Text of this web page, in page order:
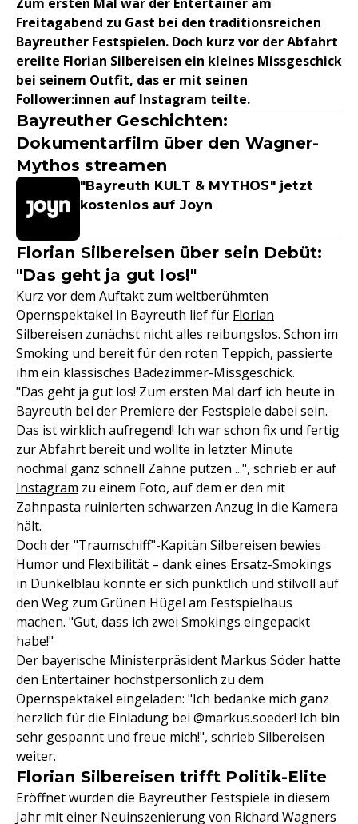
Freitagabend zu Gast bei den traditionsreichen
Bayreuther Festspielen. Doch kurz vor der Abfahrt
ereilte Florian Silbereisen ein kleines Missgeschick
bei seinem Outfit, das er mit seinen
Follower:innen auf Instagram teilte.
Bayreuther Geschichten:
Dokumentarfilm über den Wagner-
Mythos streamen
"Bayreuth KULT & MYTHOS" jetzt
kostenlos auf Joyn
Florian Silbereisen über sein Debüt:
"Das geht ja gut los!"
Kurz vor dem Auftakt zum weltberühmten
Opernspektakel in Bayreuth lief für Florian
Silbereisen zunächst nicht alles reibungslos. Schon im
Smoking und bereit für den roten Teppich, passierte
ihm ein klassisches Badezimmer-Missgeschick.
"Das geht ja gut los! Zum ersten Mal darf ich heute in
Bayreuth bei der Premiere der Festspiele dabei sein.
Das ist wirklich aufregend! Ich war schon fix und fertig
zur Abfahrt bereit und wollte in letzter Minute
nochmal ganz schnell Zähne putzen ...", schrieb er auf
Instagram zu einem Foto, auf dem er den mit
Zahnpasta ruinierten schwarzen Anzug in die Kamera
hält.
Doch der "Traumschiff"-Kapitän Silbereisen bewies
Humor und Flexibilität – dank eines Ersatz-Smokings
in Dunkelblau konnte er sich pünktlich und stilvoll auf
den Weg zum Grünen Hügel am Festspielhaus
machen. "Gut, dass ich zwei Smokings eingepackt
habe!"
Der bayerische Ministerpräsident Markus Söder hatte
den Entertainer höchstpersönlich zu dem
Opernspektakel eingeladen: "Ich bedanke mich ganz
herzlich für die Einladung bei @markus.soeder! Ich bin
sehr gespannt und freue mich!", schrieb Silbereisen
weiter.
Florian Silbereisen trifft Politik-Elite
Eröffnet wurden die Bayreuther Festspiele in diesem
Jahr mit einer Neuinszenierung von Richard Wagners